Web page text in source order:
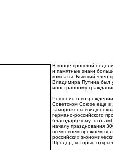
В конце прошлой
и памятные знаки
комнаты. Бывший член
Владимира Путина был
иностранному
Решение о возрождении
Советском Союзе еще в
заморожены ввиду
германо-российского
благодаря чему этот
началу празднования
всем своем прежнем
российских
Шредер, которые